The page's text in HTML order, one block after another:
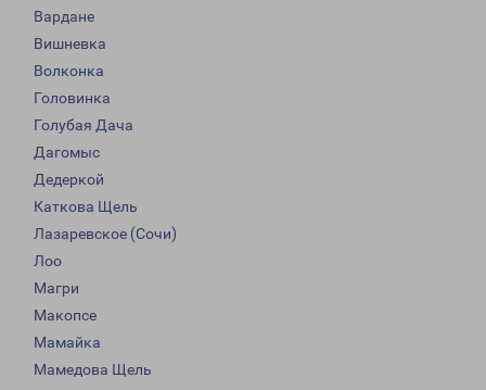
Вардане
Вишневка
Волконка
Головинка
Голубая Дача
Дагомыс
Дедеркой
Каткова Щель
Лазаревское (Сочи)
Лоо
Магри
Макопсе
Мамайка
Мамедова Щель